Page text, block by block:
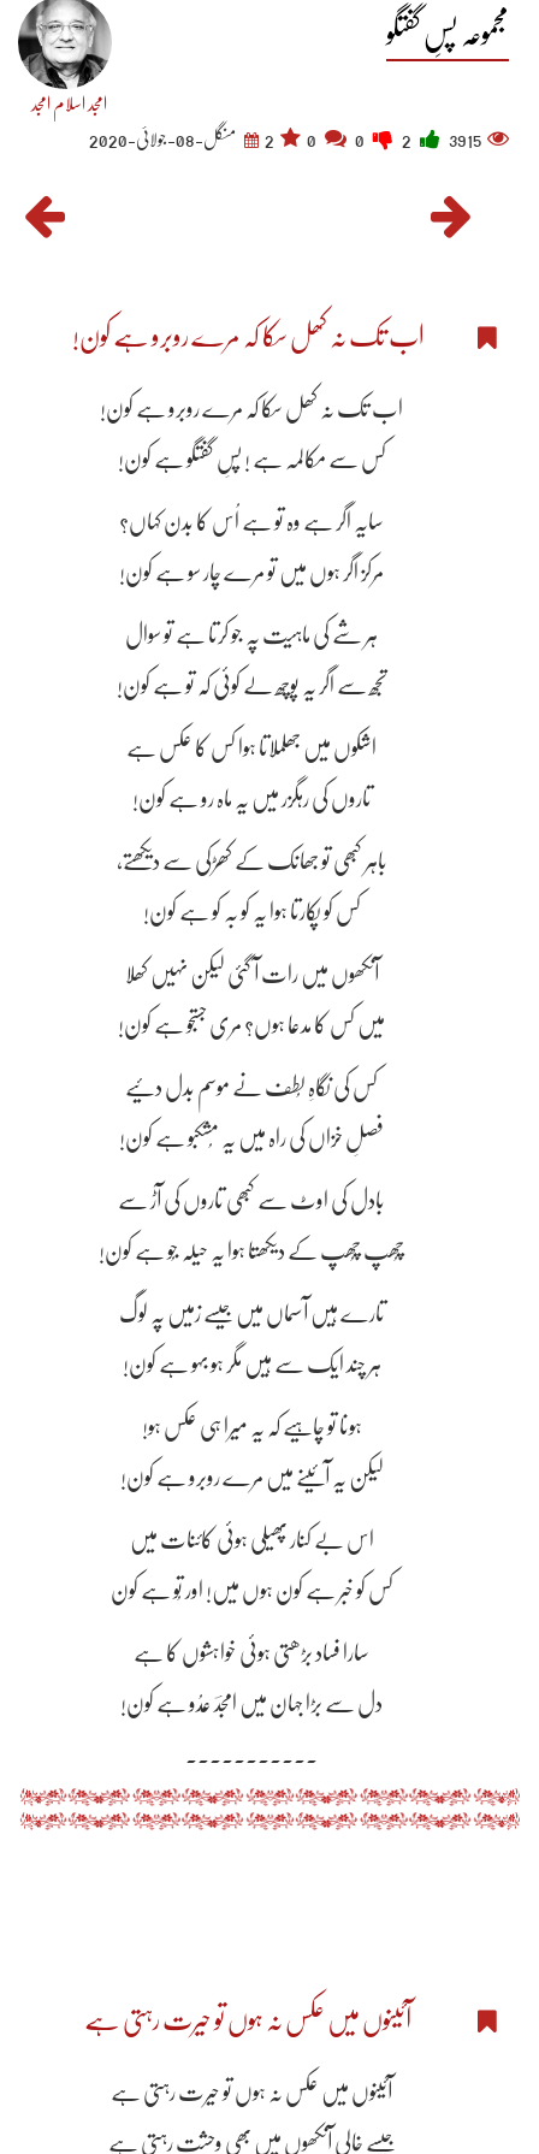
مجموعہ پسِ گفتگو
امجد اسلام امجد
3915
2 منگل-08-جولائی-2020
اب تک نہ کھل سکا کہ مرے روبرو ہے کون!
اب تک نہ کھل سکا کہ مرے روبرو ہے کون!
کس سے مکالمہ ہے ! پسِ گفتگو ہے کون!
سایہ اگر ہے وہ تو ہے اُس کا بدن کہاں؟
مرکز اگر ہوں میں تو مرے چار سو ہے کون!
ہر شے کی ماہیت پہ جو کرتا ہے تو سوال
تجھ سے اگر یہ پوچھ لے کوئی کہ تو ہے کون!
اشکوں میں جھلملاتا ہوا کس کا عکس ہے
تاروں کی رہگزر میں یہ ماہ رو ہے کون!
باہر کبھی تو جھانک کے کھڑکی سے دیکھتے،
کس کو پکارتا ہوا یہ کو بہ کو ہے کون!
آنکھوں میں رات آ گئی لیکن نہیں کھلا
میں کس کا مدعا ہوں؟ مری جستجو ہے کون!
کس کی نگاہِ لُطف نے موسم بدل دئیے
فصلِ خزاں کی راہ میں یہ مُشکبو ہے کون!
بادل کی اوٹ سے کبھی تاروں کی آڑ سے
چُھپ چُھپ کے دیکھتا ہوا یہ حیلہ جُو ہے کون!
تارے ہیں آسماں میں جیسے زمیں پہ لوگ
ہر چند ایک سے ہیں مگر ہو بہو ہے کون!
ہونا تو چاہیے کہ یہ میرا ہی عکس ہو!
لیکن یہ آئینے میں مرے روبرو ہے کون!
اس بے کنار پھیلی ہوئی کائنات میں
کس کو خبر ہے کون ہوں میں! اور تُو ہے کون
سارا فساد بڑھتی ہوئی خواہشوں کا ہے
دل سے بڑا جہان میں امجدؔ عدُو ہے کون!
آئینوں میں عکس نہ ہوں تو حیرت رہتی ہے
آئینوں میں عکس نہ ہوں تو حیرت رہتی ہے
جیسے خالی آنکھوں میں بھی وحشت رہتی ہے